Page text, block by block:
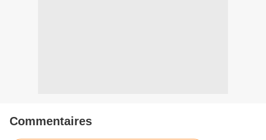
Commentaires